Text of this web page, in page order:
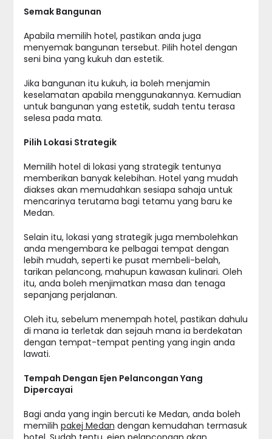
Semak Bangunan
Apabila memilih hotel, pastikan anda juga
menyemak bangunan tersebut. Pilih hotel dengan
seni bina yang kukuh dan estetik.
Jika bangunan itu kukuh, ia boleh menjamin
keselamatan apabila menggunakannya. Kemudian
untuk bangunan yang estetik, sudah tentu terasa
selesa pada mata.
Pilih Lokasi Strategik
Memilih hotel di lokasi yang strategik tentunya
memberikan banyak kelebihan. Hotel yang mudah
diakses akan memudahkan sesiapa sahaja untuk
mencarinya terutama bagi tetamu yang baru ke
Medan.
Selain itu, lokasi yang strategik juga membolehkan
anda mengembara ke pelbagai tempat dengan
lebih mudah, seperti ke pusat membeli-belah,
tarikan pelancong, mahupun kawasan kulinari. Oleh
itu, anda boleh menjimatkan masa dan tenaga
sepanjang perjalanan.
Oleh itu, sebelum menempah hotel, pastikan dahulu
di mana ia terletak dan sejauh mana ia berdekatan
dengan tempat-tempat penting yang ingin anda
lawati.
Tempah Dengan Ejen Pelancongan Yang
Dipercayai
Bagi anda yang ingin bercuti ke Medan, anda boleh
memilih pakej Medan dengan kemudahan termasuk